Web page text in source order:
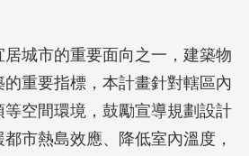
城市的重要面向之一，建築物
重要指標，本計畫針對轄區內
空間環境，鼓勵宣導規劃設計
市熱島效應、降低室內溫度，